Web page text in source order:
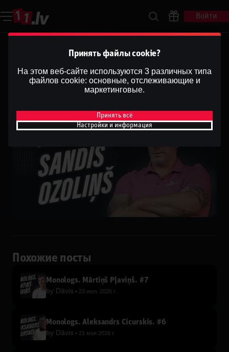
Войти
Monologs. Sandis Ozoliņš.#2
Dāvis
Dāvis
3 февр. 2026 г.
Обновлено 13 мая 2026 г.
Похожие посты
Monologs. Mārtiņš Pļaviņš. #7
by Dāvis 23 июл. 2026 г.
Monologs. Aleksandrs Cicurskis. #6
by Dāvis 21 мая 2026 г.
Принять файлы cookie?
На этом веб-сайте используются 3 различных типа
файлов cookie: основные, отслеживающие и
маркетинговые.
Принять всё
Настройки и информация